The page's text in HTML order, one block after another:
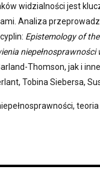
widzialności jest
Analiza
Epistemology of
Thomson, jak i
Tobina Siebersa,